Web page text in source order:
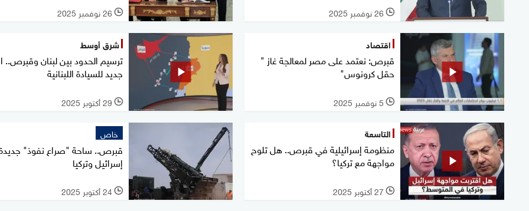
l 26 نوفمبر 2025 l 26 نوفمبر 2025
اقتصاد
قبرص: نعتمد على مصر لمعالجة غاز "
حقل كرونوس"
l 5 نوفمبر 2025
شرق أوسط
ترسيم الحدود بين لبنان وقبرص..
جديد للسيادة اللبنانية
l 29 أكتوبر 2025
التاسعة
منظومة إسرائيلية في قبرص.. هل تلوح
مواجهة مع تركيا؟
l 27 أكتوبر 2025
خاص
قبرص.. ساحة "صراع نفوذ"
إسرائيل وتركيا
l 24 أكتوبر 2025